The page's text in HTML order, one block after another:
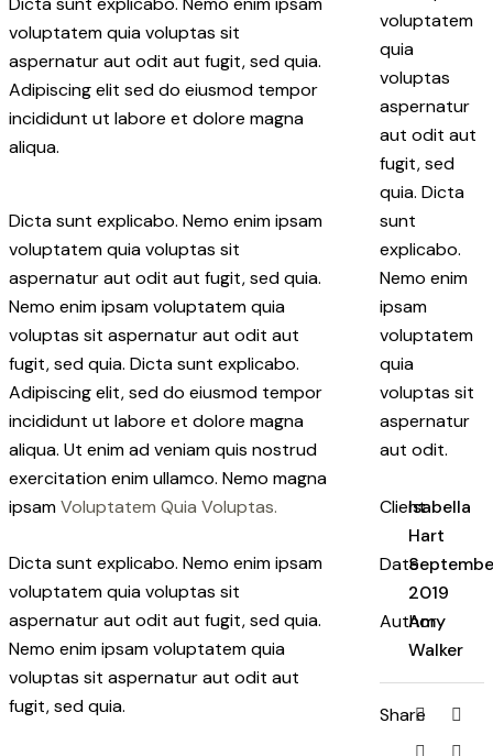
voluptatem quia voluptas sit
aspernatur aut odit aut fugit, sed quia.
Adipiscing elit sed do eiusmod tempor
incididunt ut labore et dolore magna
aliqua.
Dicta sunt explicabo. Nemo enim ipsam
voluptatem quia voluptas sit
aspernatur aut odit aut fugit, sed quia.
Nemo enim ipsam voluptatem quia
voluptas sit aspernatur aut odit aut
fugit, sed quia. Dicta sunt explicabo.
Adipiscing elit, sed do eiusmod tempor
incididunt ut labore et dolore magna
aliqua. Ut enim ad veniam quis nostrud
exercitation enim ullamco. Nemo magna
ipsamVoluptatem Quia Voluptas.
Dicta sunt explicabo. Nemo enim ipsam
voluptatem quia voluptas sit
aspernatur aut odit aut fugit, sed quia.
Nemo enim ipsam voluptatem quia
voluptas sit aspernatur aut odit aut
fugit, sed quia.
voluptatem
quia
voluptas
aspernatur
aut odit aut
fugit, sed
quia. Dicta
sunt
explicabo.
Nemo enim
ipsam
voluptatem
quia
voluptas sit
aspernatur
aut odit.
ClientIsabella
Hart
Date
2019
Author
Amy
Walker
Share